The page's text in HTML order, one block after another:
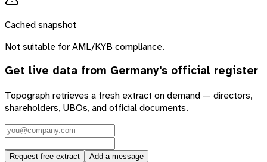
Cached snapshot
Not suitable for AML/KYB compliance.
Get live data from Germany's official register
Topograph retrieves a fresh extract on demand — directors,
shareholders, UBOs, and official documents.
Request free extract Add a message